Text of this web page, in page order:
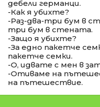
дебели германци.
-Как я убихте?
-Раз-два-три бум в
три бум в стената.
-Защо я убихте?
-За едно пакетче
пакетче семки.
-О, идвате с мен в
-Отиваме на
на пътешествие.